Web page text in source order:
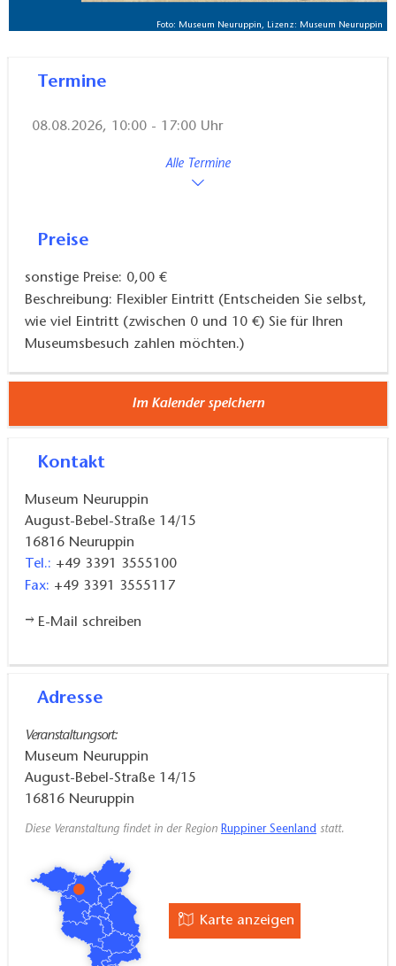
Foto: Museum Neuruppin, Lizenz: Museum Neuruppin
Termine
08.08.2026, 10:00 - 17:00 Uhr
Alle Termine
Preise
sonstige Preise: 0,00 €
Beschreibung: Flexibler Eintritt (Entscheiden Sie selbst,
wie viel Eintritt (zwischen 0 und 10 €) Sie für Ihren
Museumsbesuch zahlen möchten.)
Im Kalender speichern
Kontakt
Museum Neuruppin
August-Bebel-Straße 14/15
16816 Neuruppin
Tel.: +49 3391 3555100
Fax: +49 3391 3555117
E-Mail schreiben
Adresse
Veranstaltungsort:
Museum Neuruppin
August-Bebel-Straße 14/15
16816 Neuruppin
Diese Veranstaltung findet in der Region Ruppiner Seenland statt.
Karte anzeigen